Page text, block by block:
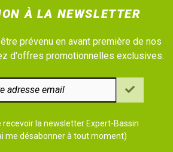
À LA NEWSLETTER
prévenu en avant première de nos
d'offres promotionnelles exclusives.
recevoir la newsletter Expert-Bassin
me désabonner à tout moment)